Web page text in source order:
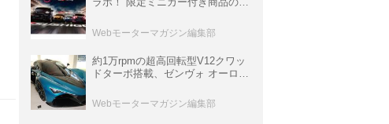
ト体験があたる抽選企画などを展
開
Webモーターマガジン編集部
約1万rpmの超高回転型V12クワッ
ドターボ搭載、ゼンヴォ オーロラ
イパーカー【スーパーカークロニ
クル・完全版／116】
Webモーターマガジン編集部